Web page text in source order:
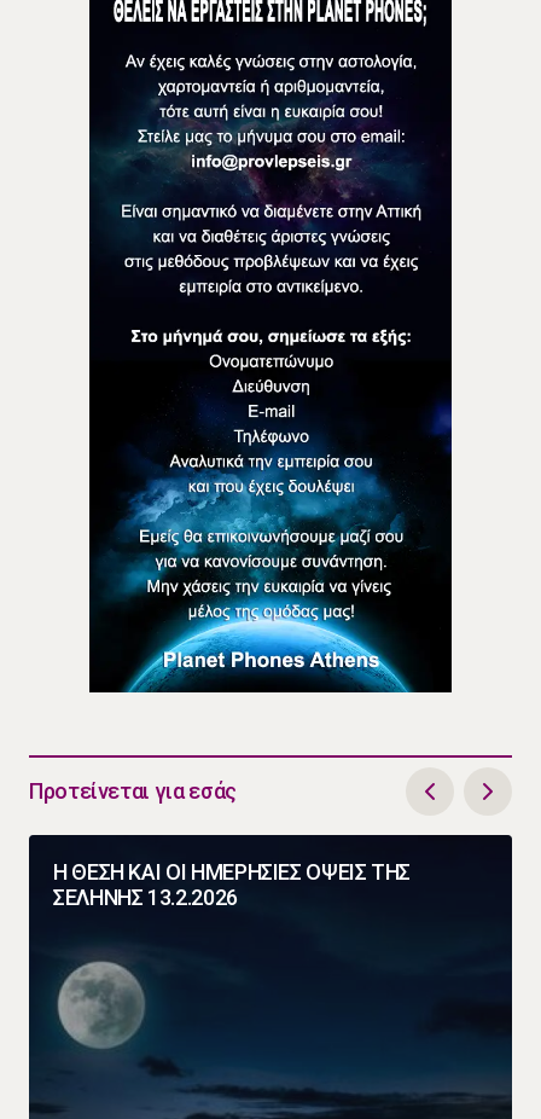
Προτείνεται για εσάς
Η ΘΕΣΗ ΚΑΙ ΟΙ ΗΜΕΡΗΣΙΕΣ ΟΨΕΙΣ ΤΗΣ
ΣΕΛΗΝΗΣ 13.2.2026